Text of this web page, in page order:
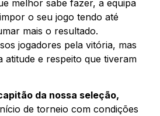
melhor sabe fazer, a equipa
o seu jogo tendo até
mais o resultado.
jogadores pela vitória, mas
atitude e respeito que tiveram
da nossa seleção,
de torneio com condições